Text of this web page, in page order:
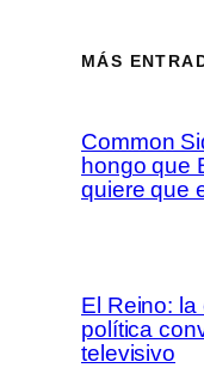
MÁS
Common
hongo que
quiere que
El Reino:
política
televisivo